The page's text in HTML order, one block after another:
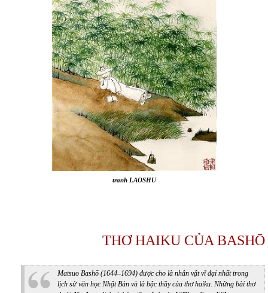
tranh LAOSHU
THƠ HAIKU CỦA BASHŌ
Matsuo Bashō (1644–1694) được cho là nhân vật vĩ đại nhất trong
lịch sử văn học Nhật Bản và là bậc thầy của thơ haiku. Những bài thơ